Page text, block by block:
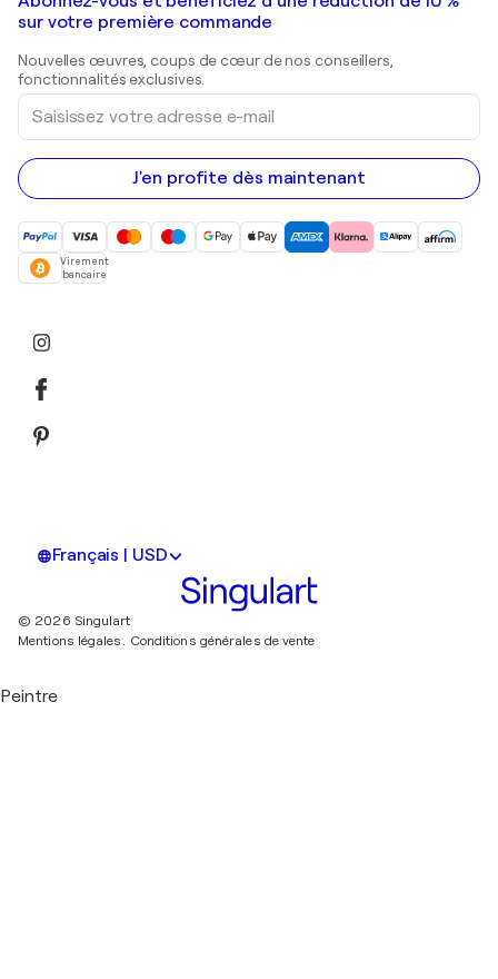
Shepard Fairey
Peintures de paysage
Estampes
Peintures acryliques
Galeries d'art en Belgique
sur votre première commande
Nouvelles œuvres, coups de cœur de nos conseillers,
fonctionnalités exclusives.
Saisissez
votre
adresse
e-
mail
J'en profite dès maintenant
Virement
bancaire
Français | USD
© 2026 Singulart
Mentions légales. Conditions générales de vente
Peintre